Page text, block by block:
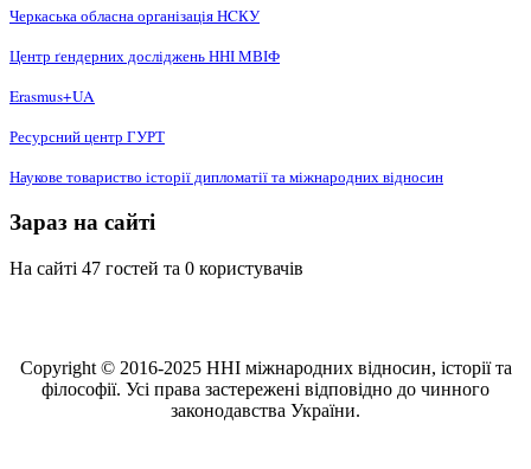
Черкаська обласна організація НCКУ
Центр ґендерних досліджень ННІ МВІФ
Erasmus+UA
Ресурсний центр ГУРТ
Наукове товариство історії дипломатії та міжнародних відносин
Зараз на сайті
На сайті 47 гостей та 0 користувачів
Copyright © 2016-2025 ННІ міжнародних відносин, історії та
філософії. Усі права застережені відповідно до чинного
законодавства України.